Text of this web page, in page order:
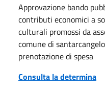
Approvazione bando
contributi economici a
culturali promossi da
comune di
prenotazione di spesa
Consulta la determina